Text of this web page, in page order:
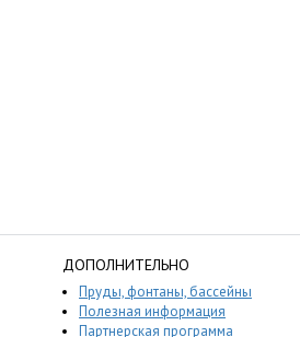
ДОПОЛНИТЕЛЬНО
Пруды, фонтаны, бассейны
Полезная информация
Партнерская программа